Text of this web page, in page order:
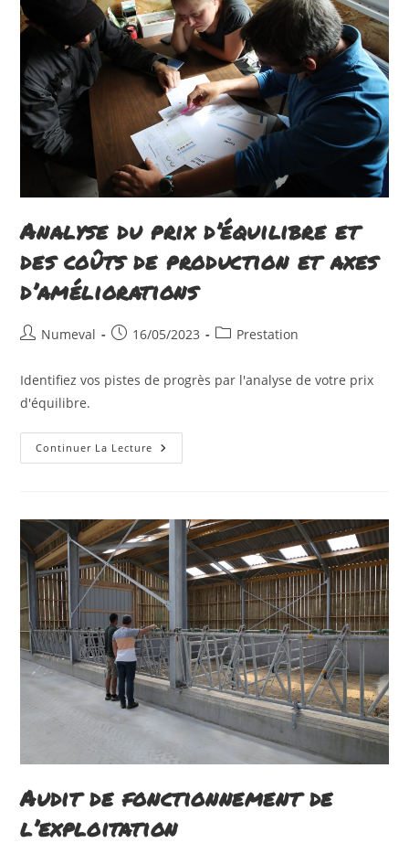
Analyse du prix d’équilibre et
des coûts de production et axes
d’améliorations
Auteur/autrice
la
publication :
Numeval
Publication
16/05/2023
PostPrestation
Identifiez vos pistes de progrès par l'analyse de votre prix
d'équilibre.
Continuer La Lecture Analyse
Du
Coûts
De
Production
Et
Axes
D’améliorations
Audit de fonctionnement de
l’exploitation